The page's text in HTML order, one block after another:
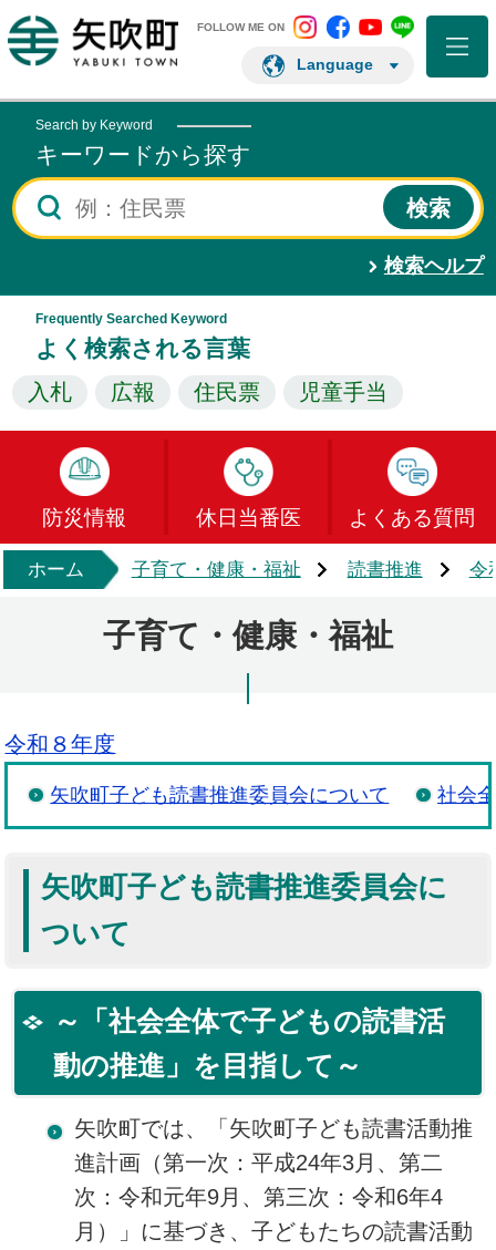
矢吹町ホームページ
FOLLOW ME ON 矢吹町 Instagram
矢吹町矢吹町矢吹町
Language
Search by Keyword
キーワードから探す
検索ヘルプ
Frequently Searched Keyword
よく検索される言葉
入札 広報 住民票 児童手当
防災情報 休日当番医 よくある質問
ホーム 子育て・健康・福祉 読書推進 令
子育て・健康・福祉
令和８年度
矢吹町子ども読書推進委員会について 社会
矢吹町子ども読書推進委員会に
ついて
～「社会全体で子どもの読書活
動の推進」を目指して～
矢吹町では、「矢吹町子ども読書活動推
進計画（第一次：平成24年3月、第二
次：令和元年9月、第三次：令和6年4
月）」に基づき、子どもたちの読書活動